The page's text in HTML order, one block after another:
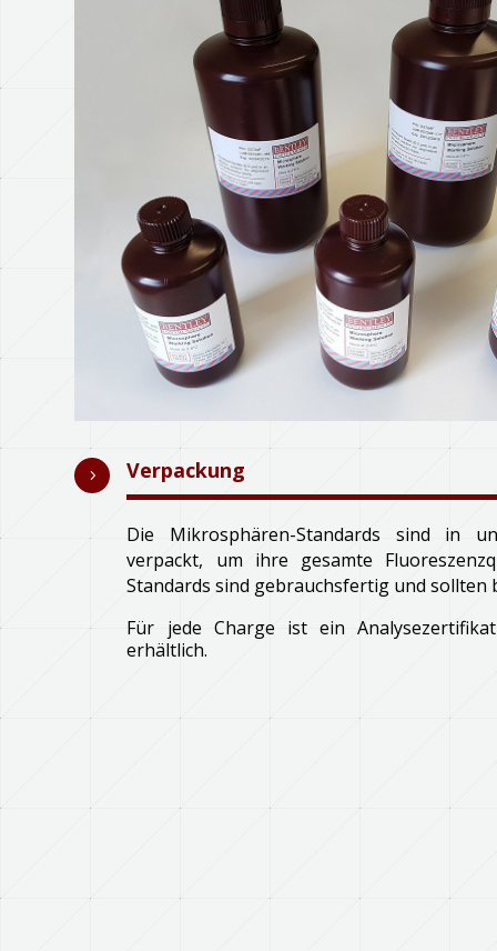
5 Verpackung
Die Mikrosphären-Standards sind in
verpackt, um ihre gesamte
Standards sind gebrauchsfertig und sollten
Für jede Charge ist ein
erhältlich.